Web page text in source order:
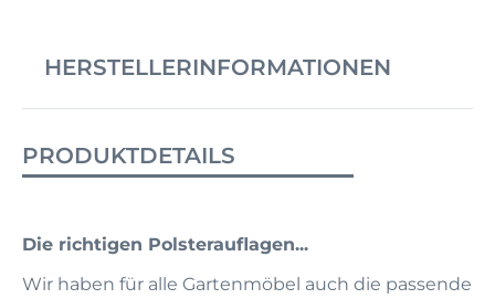
HERSTELLERINFORMATIONEN
PRODUKTDETAILS
Die richtigen Polsterauflagen...
Wir haben für alle Gartenmöbel auch die passende